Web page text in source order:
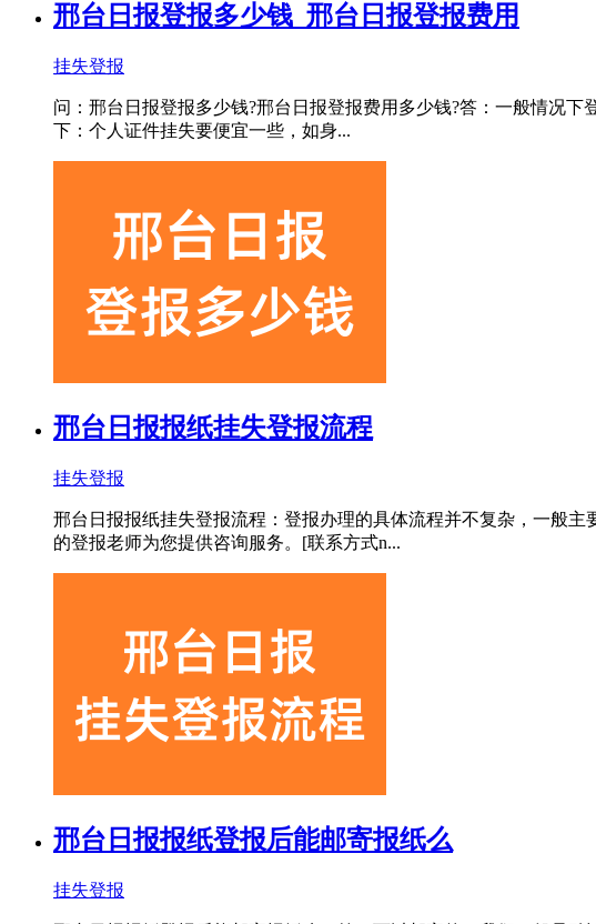
邢台日报登报多少钱_邢台日报登报费用
挂失登报
问：邢台日报登报多少钱?邢台日报登报费用多少钱?答：一般情况
下：个人证件挂失要便宜一些，如身...
邢台日报报纸挂失登报流程
挂失登报
邢台日报报纸挂失登报流程：登报办理的具体流程并不复杂，一般
的登报老师为您提供咨询服务。[联系方式n...
邢台日报报纸登报后能邮寄报纸么
挂失登报